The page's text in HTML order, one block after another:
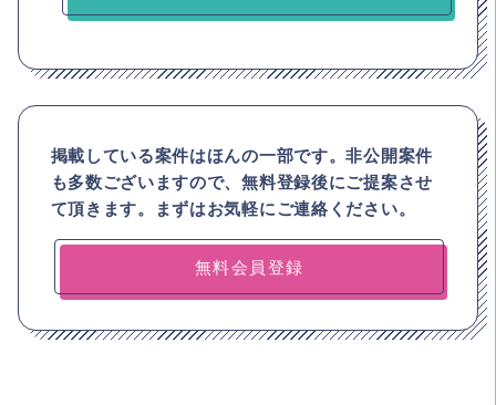
掲載している案件はほんの一部です。非公開案件
も多数ございますので、無料登録後にご提案させ
て頂きます。まずはお気軽にご連絡ください。
無料会員登録